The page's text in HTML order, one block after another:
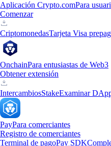
Aplicación Crypto.comPara
Comenzar
CriptomonedasTarjeta Visa
OnchainPara entusiastas de Web3
Obtener extensión
IntercambiosStakeExaminar
PayPara comerciantes
Registro de comerciantes
Terminal de pagoPay SDK